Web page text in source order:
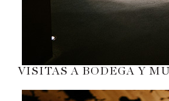
VISITAS A BODEGA Y